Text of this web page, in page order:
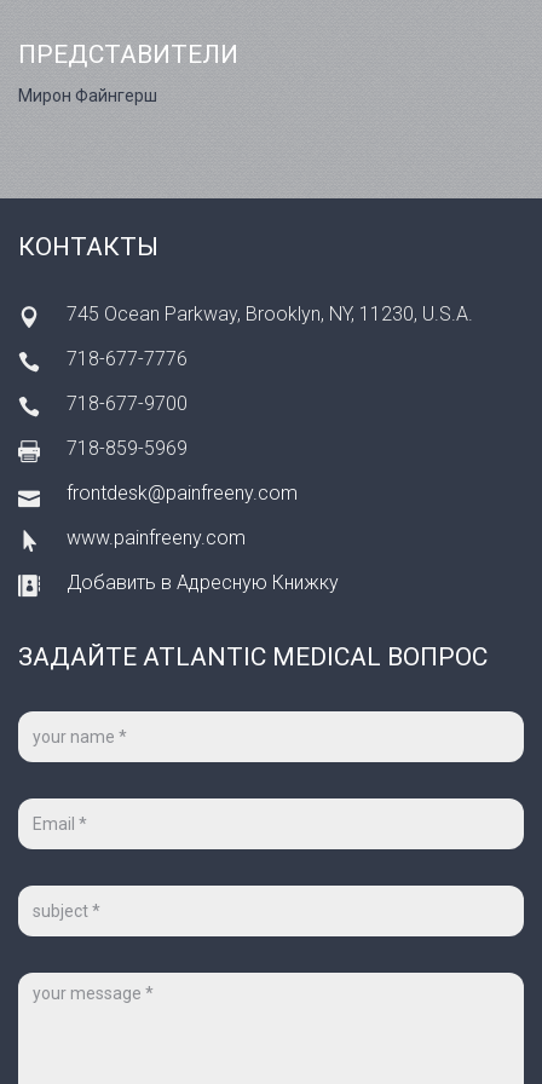
ПРЕДСТАВИТЕЛИ
Мирон Файнгерш
КОНТАКТЫ
745 Ocean Parkway, Brooklyn, NY, 11230, U.S.A.
718-677-7776
718-677-9700
718-859-5969
frontdesk@painfreeny.com
www.painfreeny.com
Добавить в Адресную Книжку
ЗАДАЙТЕ ATLANTIC MEDICAL ВОПРОС
Ваше
имя
Ваш
mail
Тема
Сообщение